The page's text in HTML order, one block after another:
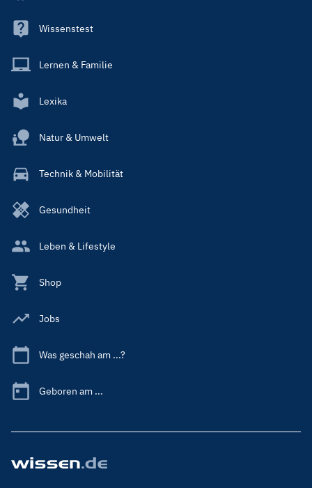
Wissenstest
Lernen & Familie
Lexika
Natur & Umwelt
Technik & Mobilität
Gesundheit
Leben & Lifestyle
Shop
Jobs
Was geschah am ...?
Geboren am ...